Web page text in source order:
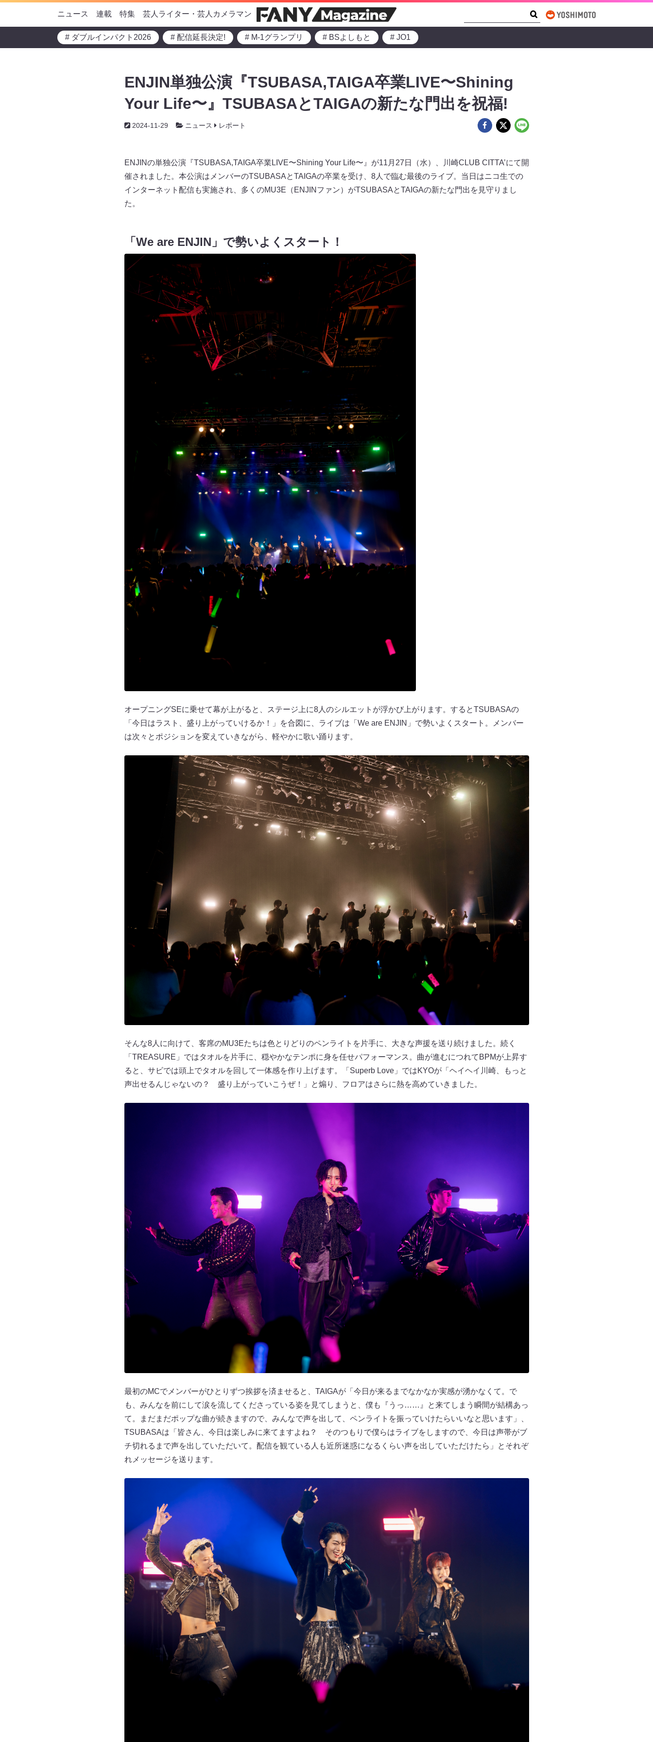
ニュース 連載 特集 芸人ライター・芸人カメラマン
# ダブルインパクト2026 # 配信延長決定! # M-1グランプリ # BSよしもと # JO1
ENJIN単独公演『TSUBASA,TAIGA卒業LIVE〜Shining
Your Life〜』TSUBASAとTAIGAの新たな門出を祝福!
2024-11-29 ニュース レポート
ENJINの単独公演『TSUBASA,TAIGA卒業LIVE〜Shining Your Life〜』が11月27日（水）、川崎CLUB CITTA’にて開
催されました。本公演はメンバーのTSUBASAとTAIGAの卒業を受け、8人で臨む最後のライブ。当日はニコ生での
インターネット配信も実施され、多くのMU3E（ENJINファン）がTSUBASAとTAIGAの新たな門出を見守りまし
た。
「We are ENJIN」で勢いよくスタート！
オープニングSEに乗せて幕が上がると、ステージ上に8人のシルエットが浮かび上がります。するとTSUBASAの
「今日はラスト、盛り上がっていけるか！」を合図に、ライブは「We are ENJIN」で勢いよくスタート。メンバー
は次々とポジションを変えていきながら、軽やかに歌い踊ります。
そんな8人に向けて、客席のMU3Eたちは色とりどりのペンライトを片手に、大きな声援を送り続けました。続く
「TREASURE」ではタオルを片手に、穏やかなテンポに身を任せパフォーマンス。曲が進むにつれてBPMが上昇す
ると、サビでは頭上でタオルを回して一体感を作り上げます。「Superb Love」ではKYOが「ヘイヘイ川崎、もっと
声出せるんじゃないの？ 盛り上がっていこうぜ！」と煽り、フロアはさらに熱を高めていきました。
最初のMCでメンバーがひとりずつ挨拶を済ませると、TAIGAが「今日が来るまでなかなか実感が湧かなくて。で
も、みんなを前にして涙を流してくださっている姿を見てしまうと、僕も『うっ……』と来てしまう瞬間が結構あっ
て。まだまだポップな曲が続きますので、みんなで声を出して、ペンライトを振っていけたらいいなと思います」、
TSUBASAは「皆さん、今日は楽しみに来てますよね？ そのつもりで僕らはライブをしますので、今日は声帯がブ
チ切れるまで声を出していただいて。配信を観ている人も近所迷惑になるくらい声を出していただけたら」とそれぞ
れメッセージを送ります。